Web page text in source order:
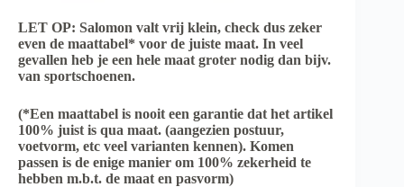
LET OP: Salomon valt vrij klein, check dus zeker
even de maattabel* voor de juiste maat. In veel
gevallen heb je een hele maat groter nodig dan bijv.
van sportschoenen.
(*Een maattabel is nooit een garantie dat het artikel
100% juist is qua maat. (aangezien postuur,
voetvorm, etc veel varianten kennen). Komen
passen is de enige manier om 100% zekerheid te
hebben m.b.t. de maat en pasvorm)